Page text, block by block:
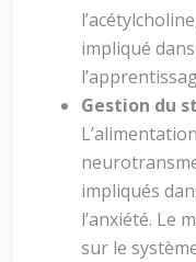
impliqué
Gestion du
impliqués
l’anxiété. Le
sur le